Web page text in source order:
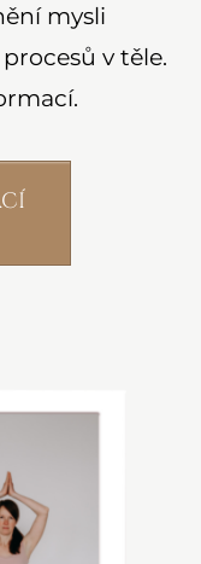
mysli
v těle.